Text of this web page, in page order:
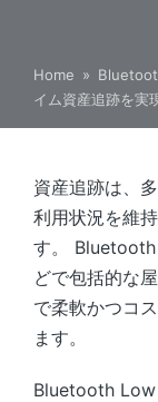
Home »
イム資産追跡を実
資産追跡は、
利用状況を維
す。 Bluetooth
どで包括的な
で柔軟かつコ
ます。
Bluetooth Low